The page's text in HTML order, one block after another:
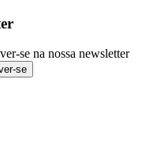
se na nossa newsletter
se